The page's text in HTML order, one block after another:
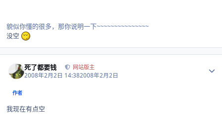
貌似你懂的很多，那你说明一下~~~~~~~~~~~~~~~
没空
死了都要钱 网站版主
2008年2月2日 14:382008年2月2日
作者
我现在有点空